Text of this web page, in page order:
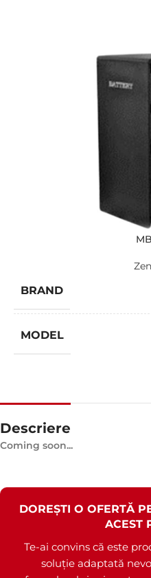
BRAND
MODEL
Descriere
Coming soon...
DOREȘTI O OFERTĂ
ACEST
Te-ai convins că este
soluție adaptată